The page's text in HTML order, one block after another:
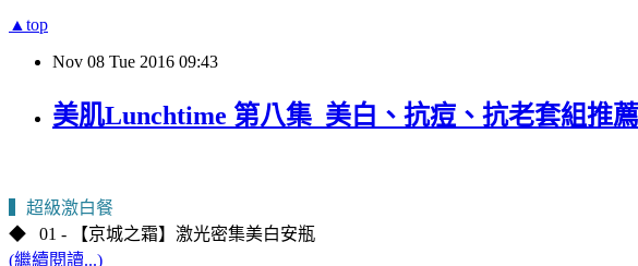
▲top
Nov 08 Tue 2016 09:43
美肌Lunchtime 第八集_美白、抗痘、抗老套組推薦
▍超級激白餐
◆
01 - 【京城之霜】激光密集美白安瓶
(繼續閱讀...)